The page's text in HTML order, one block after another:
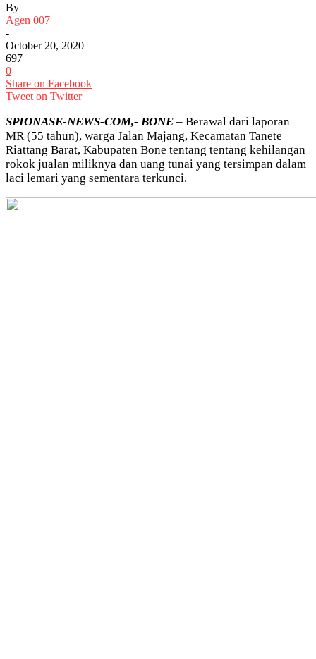
By
Agen 007
-
October 20, 2020
697
0
Share on Facebook
Tweet on Twitter
SPIONASE-NEWS-COM,- BONE – Berawal dari laporan
MR (55 tahun), warga Jalan Majang, Kecamatan Tanete
Riattang Barat, Kabupaten Bone tentang tentang kehilangan
rokok jualan miliknya dan uang tunai yang tersimpan dalam
laci lemari yang sementara terkunci.